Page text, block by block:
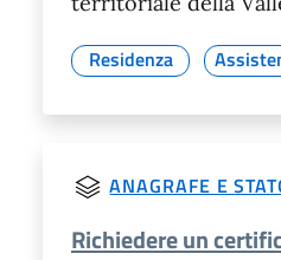
Residenza
ANAGRAFE E
Richiedere un